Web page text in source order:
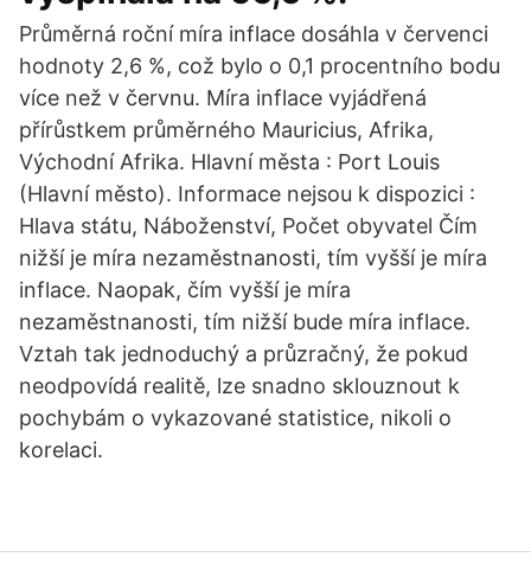
Průměrná roční míra inflace dosáhla v červenci
hodnoty 2,6 %, což bylo o 0,1 procentního bodu
více než v červnu. Míra inflace vyjádřená
přírůstkem průměrného Mauricius, Afrika,
Východní Afrika. Hlavní města : Port Louis
(Hlavní město). Informace nejsou k dispozici :
Hlava státu, Náboženství, Počet obyvatel Čím
nižší je míra nezaměstnanosti, tím vyšší je míra
inflace. Naopak, čím vyšší je míra
nezaměstnanosti, tím nižší bude míra inflace.
Vztah tak jednoduchý a průzračný, že pokud
neodpovídá realitě, lze snadno sklouznout k
pochybám o vykazované statistice, nikoli o
korelaci.